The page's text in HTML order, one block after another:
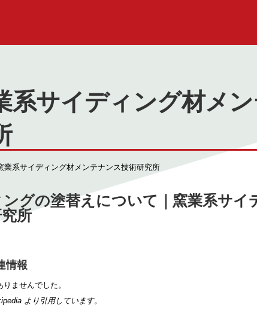
系サイディング材メ
業系サイディング材メンテナンス技術研究所
グの塗替えについて｜窯業系サイ
所
情報
ませんでした。
より引用しています。